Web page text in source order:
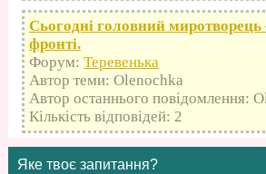
Сьогодні головний
фронті.
Форум: Теревенька
Автор теми: Olenochka
Автор останнього повідомлення:
Кількість відповідей: 2
Яке твоє запитання?